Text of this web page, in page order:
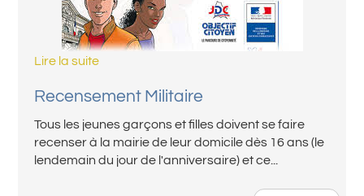
Lire la suite
Recensement Militaire
Tous les jeunes garçons et filles doivent se faire
recenser à la mairie de leur domicile dès 16 ans (le
lendemain du jour de l'anniversaire) et ce...